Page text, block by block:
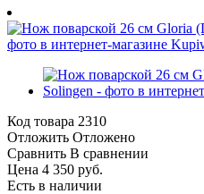
Код товара 2310
Отложить Отложено
Сравнить В сравнении
Цена 4 350 руб.
Есть в наличии